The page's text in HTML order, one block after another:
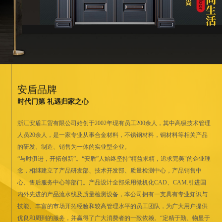
安盾品牌
时代门第 礼遇归家之心
浙江安盾工贸有限公司始创于2002年现有员工200余人，其中高级技术管理
人员20余人，是一家专业从事合金材料，不锈钢材料，铜材料等相关产品
的研发、制造、销售为一体的实业型企业。
“与时俱进，开拓创新”。“安盾”人始终坚持“精益求精，追求完美"的企业理
念，相继建立了产品研发部、技术开发部、质量检测中心，产品销售中
心、售后服务中心等部门。产品设计全部采用微机化CAD、CAM.引进国
内外先进的产品流水线及质量检测设备，本公司拥有一支具有专业知识与
技能、丰富的市场开拓经验和较高管理水平的员工团队，为广大用户提供
优良和周到的服务，并赢得了广大消费者的一致依赖。“定精于勤、物显于